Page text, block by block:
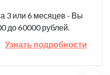
3 или 6 месяцев - Вы
до 60000 рублей.
Узнать подробности